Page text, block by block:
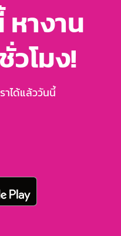
างาน
วโมง!
าได้แล้ววันนี้